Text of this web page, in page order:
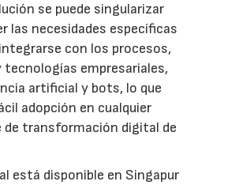
se puede singularizar
las necesidades específicas
con los procesos,
tecnologías empresariales,
artificial y bots, lo que
adopción en cualquier
de transformación digital de
está disponible en Singapur